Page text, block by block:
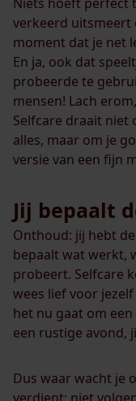
verkeerd uitsmeert
moment dat je net
En ja, ook dat
probeerde te
mensen! Lach
Selfcare draait niet
alles, maar om je
versie van een fijn
Jij bepaalt
Onthoud: jij hebt
bepaalt wat werkt,
probeert. Selfcare
wees lief voor
het nu gaat om
een rustige avond,
Dus waar wacht je
verdient; niet